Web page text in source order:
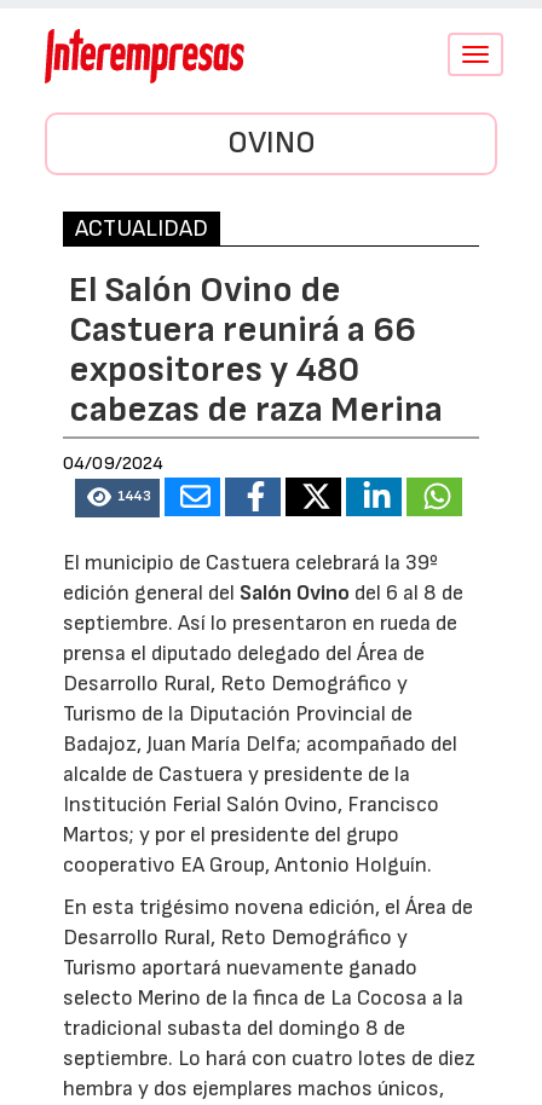
Conmutar
OVINO
ACTUALIDAD
El Salón Ovino de
Castuera reunirá a 66
expositores y 480
cabezas de raza Merina
04/09/2024
1443
El municipio de Castuera celebrará la 39º
edición general del Salón Ovino del 6 al 8 de
septiembre. Así lo presentaron en rueda de
prensa el diputado delegado del Área de
Desarrollo Rural, Reto Demográfico y
Turismo de la Diputación Provincial de
Badajoz, Juan María Delfa; acompañado del
alcalde de Castuera y presidente de la
Institución Ferial Salón Ovino, Francisco
Martos; y por el presidente del grupo
cooperativo EA Group, Antonio Holguín.
En esta trigésimo novena edición, el Área de
Desarrollo Rural, Reto Demográfico y
Turismo aportará nuevamente ganado
selecto Merino de la finca de La Cocosa a la
tradicional subasta del domingo 8 de
septiembre. Lo hará con cuatro lotes de diez
hembra y dos ejemplares machos únicos,